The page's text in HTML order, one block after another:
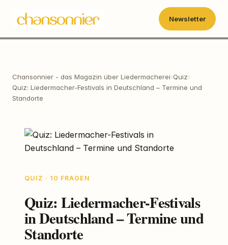
Newsletter
Chansonnier - das Magazin über Liedermacherei›Quiz›
Quiz: Liedermacher-Festivals in Deutschland – Termine und
Standorte
QUIZ · 10 FRAGEN
Quiz: Liedermacher-Festivals
in Deutschland – Termine und
Standorte